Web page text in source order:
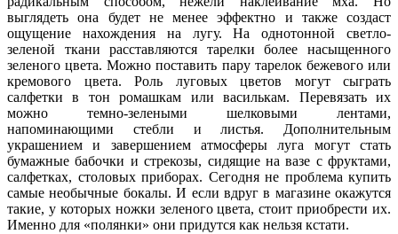
выглядеть она будет не менее эффектно и также создаст
ощущение нахождения на лугу. На однотонной светло-
зеленой ткани расставляются тарелки более насыщенного
зеленого цвета. Можно поставить пару тарелок бежевого или
кремового цвета. Роль луговых цветов могут сыграть
салфетки в тон ромашкам или василькам. Перевязать их
можно темно-зелеными шелковыми лентами,
напоминающими стебли и листья. Дополнительным
украшением и завершением атмосферы луга могут стать
бумажные бабочки и стрекозы, сидящие на вазе с фруктами,
салфетках, столовых приборах. Сегодня не проблема купить
самые необычные бокалы. И если вдруг в магазине окажутся
такие, у которых ножки зеленого цвета, стоит приобрести их.
Именно для «полянки» они придутся как нельзя кстати.